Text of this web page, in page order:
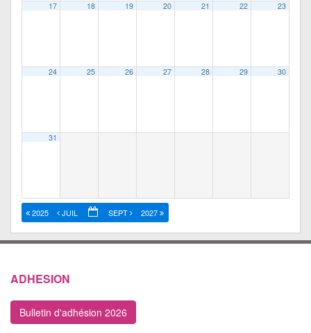
17 18 19 20 21 22 23
24 25 26 27 28 29 30
31
2025 JUIL SEPT 2027
ADHESION
Bulletin d'adhésion 2026